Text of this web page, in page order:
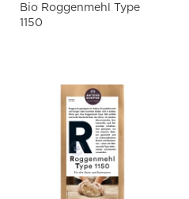
Bio Roggenmehl Type
1150